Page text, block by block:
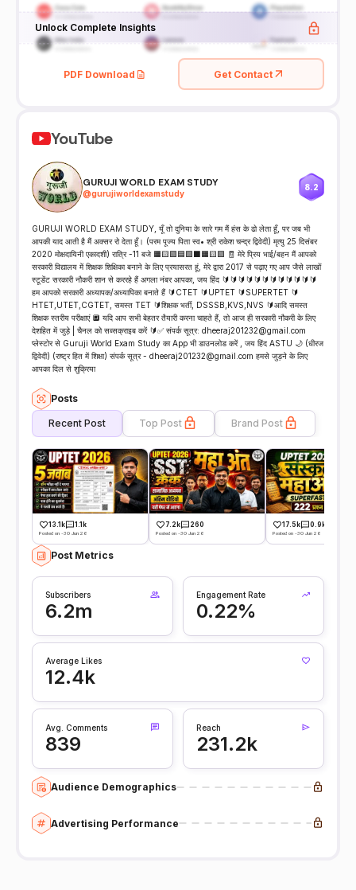
Unlock Complete Insights
PDF Download Get Contact
YouTube
GURUJI WORLD EXAM STUDY
@gurujiworldexamstudy
8.2
GURUJI WORLD EXAM STUDY, यूँ तो दुनिया के सारे गम मैं हंस के ढो लेता हूँ, पर जब भी
आपकी याद आती है मैं अक्सर रो देता हूँ। (परम पूज्य पिता स्व• श्री राकेश चन्द्र द्विवेदी) मृत्यु 25 दिसंबर
2020 मोक्षदायिनी एकादशी) रात्रि -11 बजे 🟧🟨🟩🟦🟪⬛️🟧🟨🟩 🧾 मेरे प्रिय भाई/बहन मैं आपको
सरकारी विद्यालय में शिक्षक शिक्षिका बनाने के लिए प्रयासरत हूं, मेरे द्वारा 2017 से पढ़ाए गए आप जैसे लाखों
स्टूडेंट सरकारी नौकरी शान से कररहे हैं अगला नंबर आपका, जय हिंद 🔰🔰🔰🔰🔰🔰🔰🔰🔰🔰🔰🔰
हम आपको सरकारी अध्यापक/अध्यापिका बनाते हैं 🔰CTET 🔰UPTET 🔰SUPERTET 🔰
HTET,UTET,CGTET, समस्त TET 🔰शिक्षक भर्ती, DSSSB,KVS,NVS 🔰आदि समस्त
शिक्षक स्तरीय परीक्षाएं 🔲 यदि आप सभी बेहतर तैयारी करना चाहते हैं, तो आज ही सरकारी नौकरी के लिए
देशहित में जुड़े | चैनल को सब्सक्राइब करें 🔰✅ संपर्क सूत्र: dheeraj201232@gmail.com
प्लेस्टोर से Guruji World Exam Study का App भी डाउनलोड करें , जय हिंद ASTU 🌙 (धीरज
द्विवेदी) (राष्ट्र हित में शिक्षा) संपर्क सूत्र - dheeraj201232@gmail.com हमसे जुड़ने के लिए
आपका दिल से शुक्रिया
Posts
Recent Post Top Post Brand Post
13.1k 1.1k
Posted on -30 Jun 26
7.2k 260
Posted on -30 Jun 26
17.5k 0.9k
Posted on -30 Jun 26
Post Metrics
Subscribers
6.2m
Engagement Rate
0.22%
Average Likes
12.4k
Avg. Comments
839
Reach
231.2k
Audience Demographics
Advertising Performance